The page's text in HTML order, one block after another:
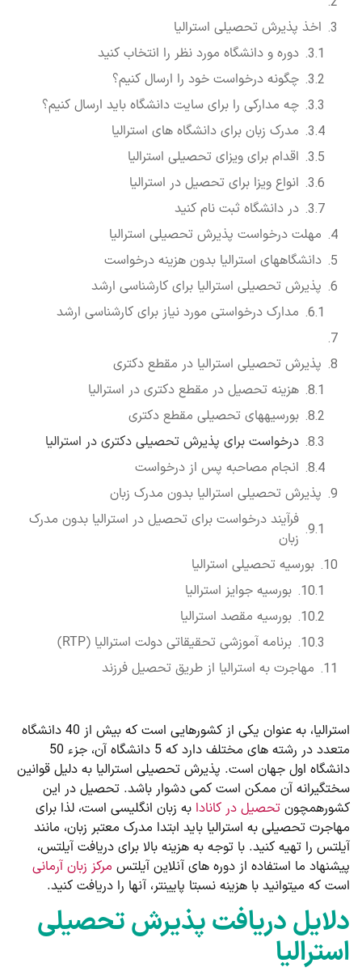
اخذ پذیرش تحصیلی استرالیا
دوره و دانشگاه مورد نظر را انتخاب کنید
چگونه درخواست خود را ارسال کنیم؟
چه مدارکی را برای سایت دانشگاه باید ارسال کنیم؟
مدرک زبان برای دانشگاه های استرالیا
اقدام برای ویزای تحصیلی استرالیا
انواع ویزا برای تحصیل در استرالیا
در دانشگاه ثبت ­نام کنید
مهلت درخواست پذیرش تحصیلی استرالیا
دانشگاه­های استرالیا بدون هزینه درخواست
پذیرش تحصیلی استرالیا برای کارشناسی ارشد
مدارک درخواستی مورد نیاز برای کارشناسی ارشد
پذیرش تحصیلی استرالیا در مقطع دکتری
هزینه تحصیل در مقطع دکتری در استرالیا
بورسیه­های تحصیلی مقطع دکتری
درخواست برای پذیرش تحصیلی دکتری در استرالیا
انجام مصاحبه پس از درخواست
پذیرش تحصیلی استرالیا بدون مدرک زبان
فرآیند درخواست برای تحصیل در استرالیا بدون مدرک
زبان
بورسیه تحصیلی استرالیا
بورسیه جوایز استرالیا
بورسیه مقصد استرالیا
برنامه آموزشی تحقیقاتی دولت استرالیا (RTP)
مهاجرت به استرالیا از طریق تحصیل فرزند
استرالیا، به عنوان یکی از کشورهایی است که بیش از 40 دانشگاه
متعدد در رشته­ های مختلف دارد که 5 دانشگاه آن، جزء 50
دانشگاه اول جهان است. پذیرش تحصیلی استرالیا به دلیل قوانین
سختگیرانه آن ممکن است کمی دشوار باشد. تحصیل در این
کشورهمچون تحصیل در کانادا به زبان انگلیسی است، لذا برای
مهاجرت تحصیلی به استرالیا باید ابتدا مدرک معتبر زبان، مانند
آیلتس را تهیه کنید. با توجه به هزینه­ بالا برای دریافت آیلتس،
پیشنهاد ما استفاده از دوره­ های آنلاین آیلتس مرکز زبان آرمانی
است که می­توانید با هزینه نسبتا پایین­تر، آن­ها را دریافت کنید.
دلایل دریافت پذیرش تحصیلی
استرالیا